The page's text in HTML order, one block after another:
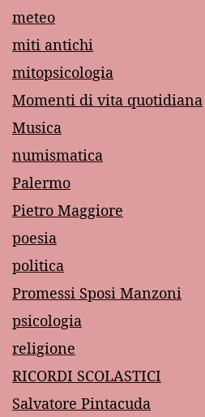
meteo
miti antichi
mitopsicologia
Momenti di vita quotidiana
Musica
numismatica
Palermo
Pietro Maggiore
poesia
politica
Promessi Sposi Manzoni
psicologia
religione
RICORDI SCOLASTICI
Salvatore Pintacuda